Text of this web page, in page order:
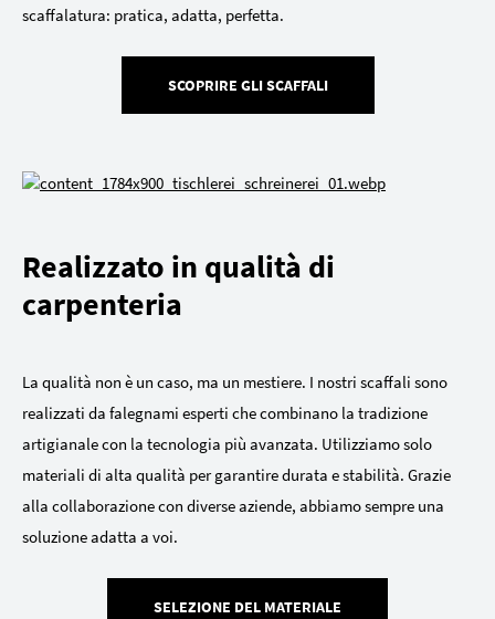
scaffalatura: pratica, adatta, perfetta.
SCOPRIRE GLI SCAFFALI
Realizzato in qualità di
carpenteria
La qualità non è un caso, ma un mestiere. I nostri scaffali sono
realizzati da falegnami esperti che combinano la tradizione
artigianale con la tecnologia più avanzata. Utilizziamo solo
materiali di alta qualità per garantire durata e stabilità. Grazie
alla collaborazione con diverse aziende, abbiamo sempre una
soluzione adatta a voi.
SELEZIONE DEL MATERIALE